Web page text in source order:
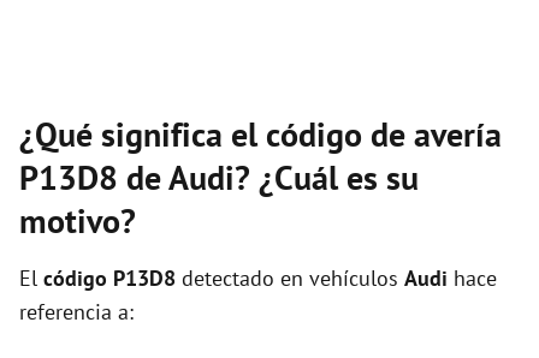
¿Qué significa el código de avería
P13D8 de Audi? ¿Cuál es su
motivo?
El código P13D8 detectado en vehículos Audi hace
referencia a: